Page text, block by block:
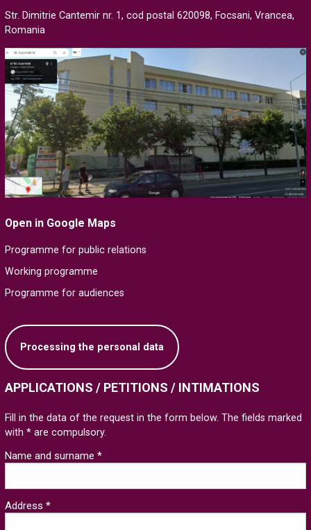
Str. Dimitrie Cantemir nr. 1, cod postal 620098, Focsani, Vrancea,
Romania
Open in Google Maps
Programme for public relations
Working programme
Programme for audiences
Processing the personal data
APPLICATIONS / PETITIONS / INTIMATIONS
Fill in the data of the request in the form below. The fields marked
with * are compulsory.
Name and surname *
Address *